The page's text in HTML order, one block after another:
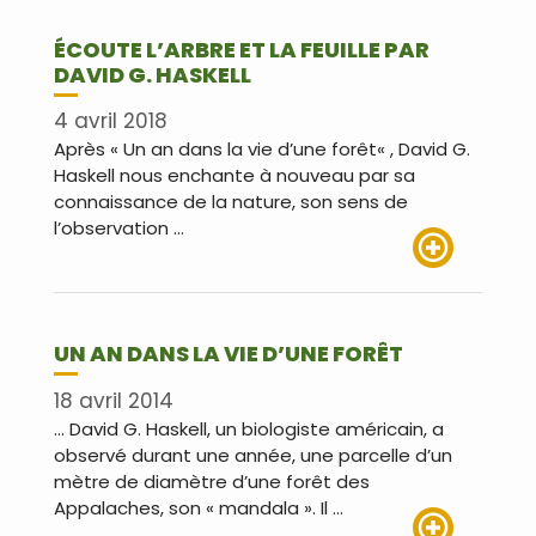
ÉCOUTE L’ARBRE ET LA FEUILLE PAR
DAVID G. HASKELL
4 avril 2018
Après « Un an dans la vie d’une forêt« , David G.
Haskell nous enchante à nouveau par sa
connaissance de la nature, son sens de
l’observation …
UN AN DANS LA VIE D’UNE FORÊT
18 avril 2014
… David G. Haskell, un biologiste américain, a
observé durant une année, une parcelle d’un
mètre de diamètre d’une forêt des
Appalaches, son « mandala ». Il …